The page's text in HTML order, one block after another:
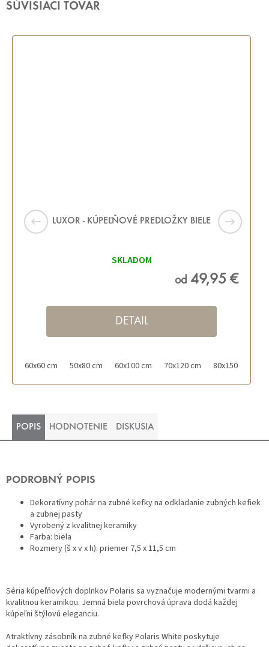
SÚVISIACI TOVAR
LUXOR - KÚPEĽŇOVÉ PREDLOŽKY BIELE
SKLADOM
od 49,95 €
DETAIL
60x60 cm 50x80 cm 60x100 cm 70x120 cm 80x150 cm
POPIS HODNOTENIE DISKUSIA
PODROBNÝ POPIS
Dekoratívny pohár na zubné kefky na odkladanie zubných kefiek
a zubnej pasty
Vyrobený z kvalitnej keramiky
Farba: biela
Rozmery (š x v x h): priemer 7,5 x 11,5 cm
Séria kúpeľňových doplnkov Polaris sa vyznačuje modernými tvarmi a
kvalitnou keramikou. Jemná biela povrchová úprava dodá každej
kúpeľni štýlovú eleganciu.
Atraktívny zásobník na zubné kefky Polaris White poskytuje